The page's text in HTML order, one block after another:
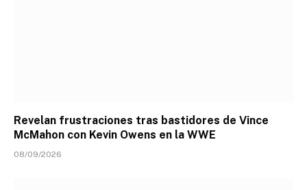
Revelan frustraciones tras bastidores de Vince
McMahon con Kevin Owens en la WWE
08/09/2026